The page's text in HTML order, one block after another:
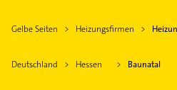
Gelbe Seiten Heizungsfirmen
Deutschland Hessen Baunatal